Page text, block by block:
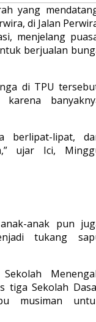
yang
di Jalan
menjelang
berjualan
di TPU
berlipat-lipat,
ujar Ici,
anak pun
tukang
tiga Sekolah
musiman